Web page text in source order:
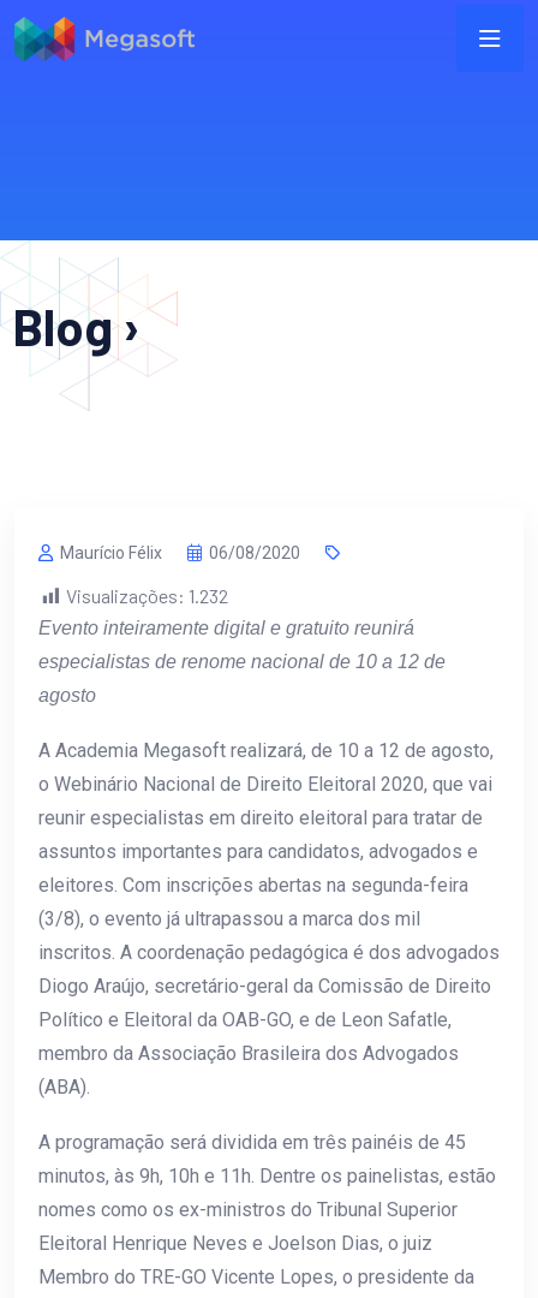
Blog ›
Maurício Félix 06/08/2020
Visualizações: 1.232
Evento inteiramente digital e gratuito reunirá
especialistas de renome nacional de 10 a 12 de
agosto
A Academia Megasoft realizará, de 10 a 12 de agosto,
o Webinário Nacional de Direito Eleitoral 2020, que vai
reunir especialistas em direito eleitoral para tratar de
assuntos importantes para candidatos, advogados e
eleitores. Com inscrições abertas na segunda-feira
(3/8), o evento já ultrapassou a marca dos mil
inscritos. A coordenação pedagógica é dos advogados
Diogo Araújo, secretário-geral da Comissão de Direito
Político e Eleitoral da OAB-GO, e de Leon Safatle,
membro da Associação Brasileira dos Advogados
(ABA).
A programação será dividida em três painéis de 45
minutos, às 9h, 10h e 11h. Dentre os painelistas, estão
nomes como os ex-ministros do Tribunal Superior
Eleitoral Henrique Neves e Joelson Dias, o juiz
Membro do TRE-GO Vicente Lopes, o presidente da